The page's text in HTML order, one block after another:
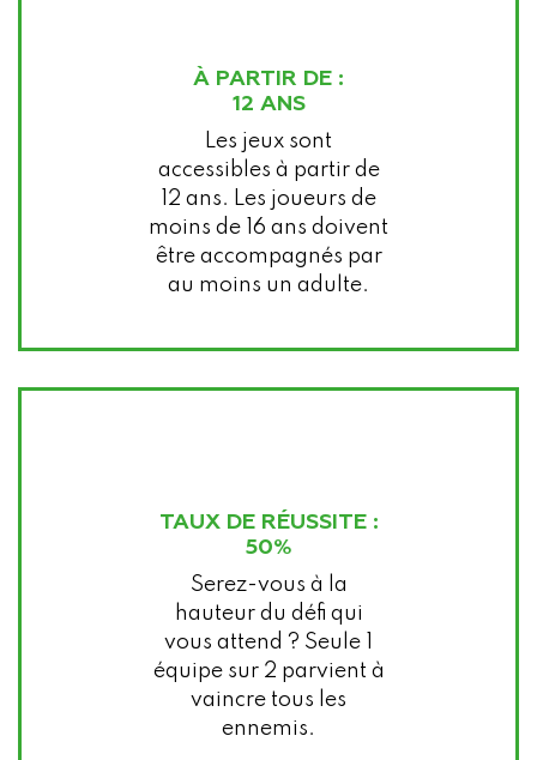
À PARTIR DE :
12 ANS
Les jeux sont
accessibles à partir de
12 ans. Les joueurs de
moins de 16 ans doivent
être accompagnés par
au moins un adulte.
TAUX DE RÉUSSITE :
50%
Serez-vous à la
hauteur du défi qui
vous attend ? Seule 1
équipe sur 2 parvient à
vaincre tous les
ennemis.